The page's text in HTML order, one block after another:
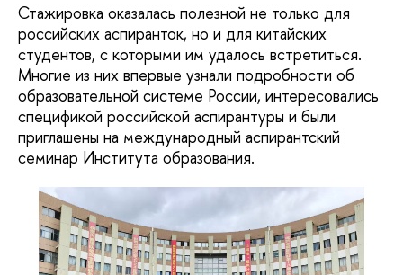
Стажировка оказалась полезной не только для
российских аспиранток, но и для китайских
студентов, с которыми им удалось встретиться.
Многие из них впервые узнали подробности об
образовательной системе России, интересовались
спецификой российской аспирантуры и были
приглашены на международный аспирантский
семинар Института образования.